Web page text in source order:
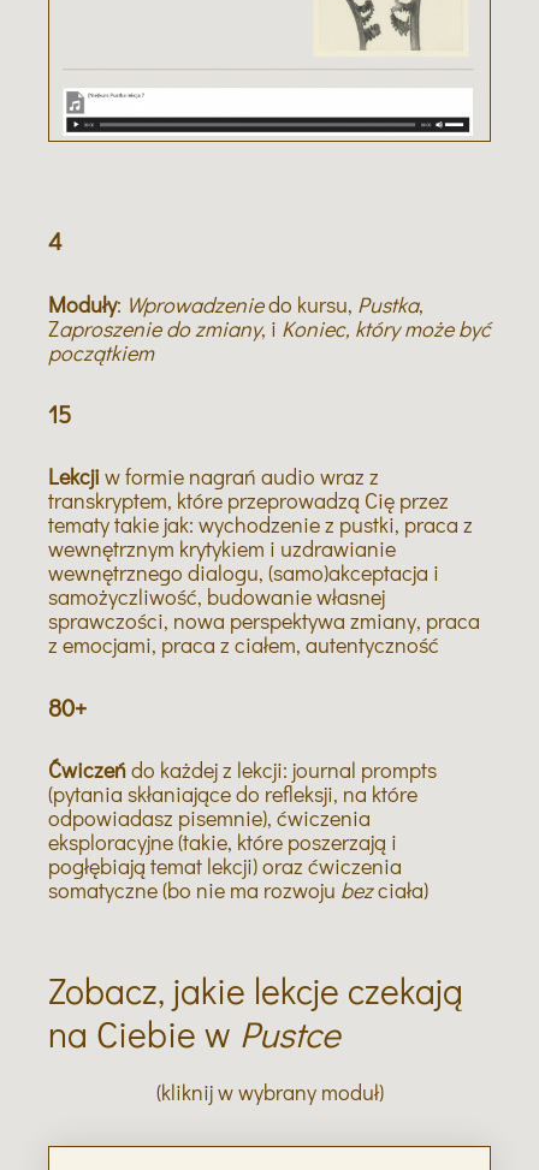
4
Moduły: Wprowadzeniedo kursu, Pustka,
Zaproszenie do zmiany, i Koniec, który może być
początkiem
15
Lekcji w formie nagrań audio wraz z
transkryptem, które przeprowadzą Cię przez
tematy takie jak: wychodzenie z pustki, praca z
wewnętrznym krytykiem i uzdrawianie
wewnętrznego dialogu, (samo)akceptacja i
samożyczliwość, budowanie własnej
sprawczości, nowa perspektywa zmiany, praca
z emocjami, praca z ciałem, autentyczność
80+
Ćwiczeńdo każdej z lekcji: journal prompts
(pytania skłaniające do refleksji, na które
odpowiadasz pisemnie), ćwiczenia
eksploracyjne (takie, które poszerzają i
pogłębiają temat lekcji) oraz ćwiczenia
somatyczne (bo nie ma rozwoju bezciała)
Zobacz, jakie lekcje czekają
na Ciebie w Pustce
(kliknij w wybrany moduł)